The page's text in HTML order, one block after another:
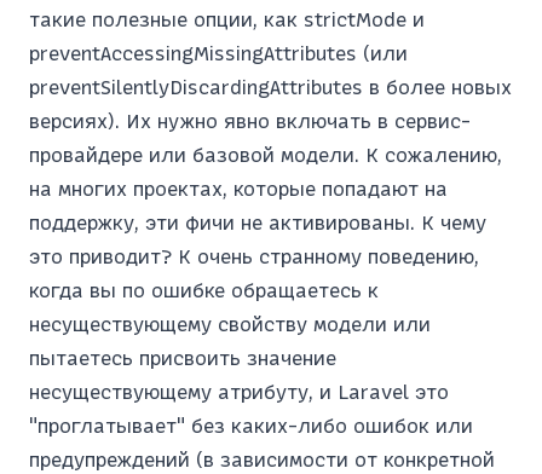
такие полезные опции, как strictMode и
preventAccessingMissingAttributes (или
preventSilentlyDiscardingAttributes в более новых
версиях). Их нужно явно включать в сервис-
провайдере или базовой модели. К сожалению,
на многих проектах, которые попадают на
поддержку, эти фичи не активированы. К чему
это приводит? К очень странному поведению,
когда вы по ошибке обращаетесь к
несуществующему свойству модели или
пытаетесь присвоить значение
несуществующему атрибуту, и Laravel это
"проглатывает" без каких-либо ошибок или
предупреждений (в зависимости от конкретной